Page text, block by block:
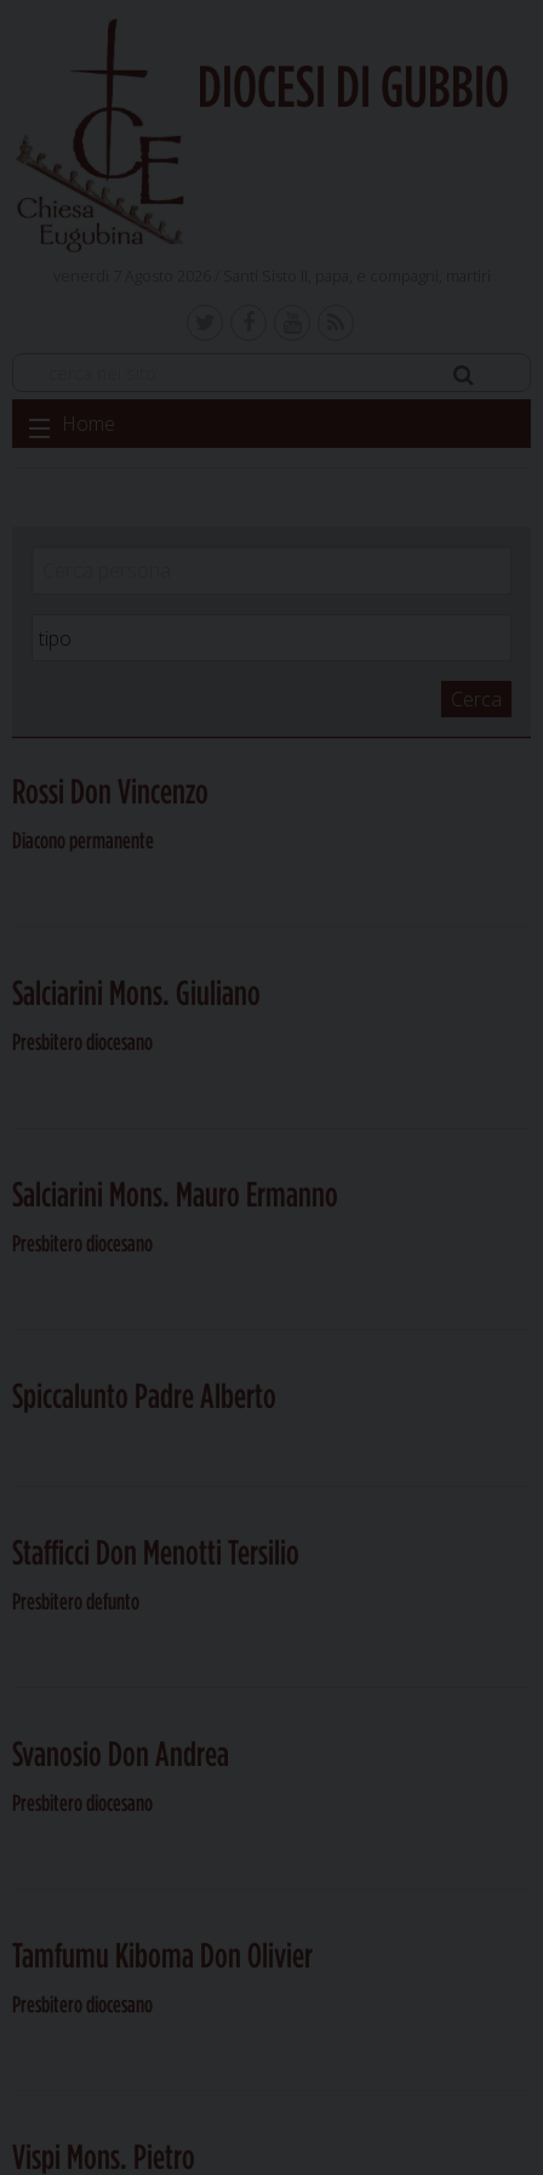
DIOCESI DI GUBBIO
Skip
to
Home
Cerca
Rossi Don Vincenzo
Diacono permanente
Salciarini Mons. Giuliano
Presbitero diocesano
Salciarini Mons. Mauro Ermanno
Presbitero diocesano
Spiccalunto Padre Alberto
Stafficci Don Menotti Tersilio
Presbitero defunto
Svanosio Don Andrea
Presbitero diocesano
Tamfumu Kiboma Don Olivier
Presbitero diocesano
Vispi Mons. Pietro